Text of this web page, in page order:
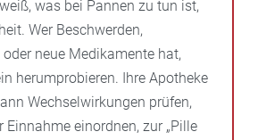
was bei Pannen zu tun ist,
Wer Beschwerden,
neue Medikamente hat,
herumprobieren. Ihre Apotheke
Wechselwirkungen prüfen,
Einnahme einordnen, zur „Pille